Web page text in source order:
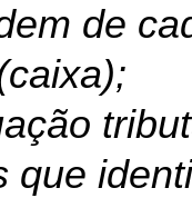
de
que